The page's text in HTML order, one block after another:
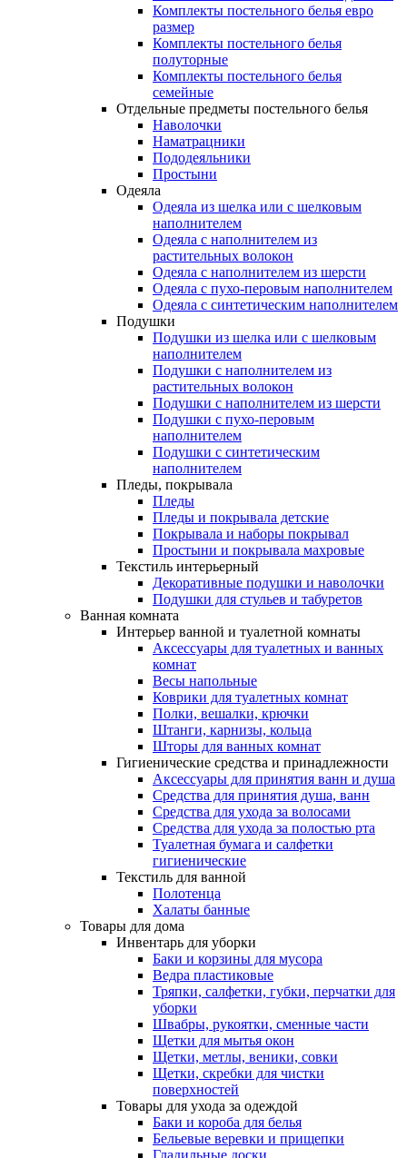
Комплекты постельного белья евро
размер
Комплекты постельного белья
полуторные
Комплекты постельного белья
семейные
Отдельные предметы постельного белья
Наволочки
Наматрацники
Пододеяльники
Простыни
Одеяла
Одеяла из шелка или с шелковым
наполнителем
Одеяла с наполнителем из
растительных волокон
Одеяла с наполнителем из шерсти
Одеяла с пухо-перовым наполнителем
Одеяла с синтетическим наполнителем
Подушки
Подушки из шелка или с шелковым
наполнителем
Подушки с наполнителем из
растительных волокон
Подушки с наполнителем из шерсти
Подушки с пухо-перовым
наполнителем
Подушки с синтетическим
наполнителем
Пледы, покрывала
Пледы
Пледы и покрывала детские
Покрывала и наборы покрывал
Простыни и покрывала махровые
Текстиль интерьерный
Декоративные подушки и наволочки
Подушки для стульев и табуретов
Ванная комната
Интерьер ванной и туалетной комнаты
Аксессуары для туалетных и ванных
комнат
Весы напольные
Коврики для туалетных комнат
Полки, вешалки, крючки
Штанги, карнизы, кольца
Шторы для ванных комнат
Гигиенические средства и принадлежности
Аксессуары для принятия ванн и душа
Средства для принятия душа, ванн
Средства для ухода за волосами
Средства для ухода за полостью рта
Туалетная бумага и салфетки
гигиенические
Текстиль для ванной
Полотенца
Халаты банные
Товары для дома
Инвентарь для уборки
Баки и корзины для мусора
Ведра пластиковые
Тряпки, салфетки, губки, перчатки для
уборки
Швабры, рукоятки, сменные части
Щетки для мытья окон
Щетки, метлы, веники, совки
Щетки, скребки для чистки
поверхностей
Товары для ухода за одеждой
Баки и короба для белья
Бельевые веревки и прищепки
Гладильные доски